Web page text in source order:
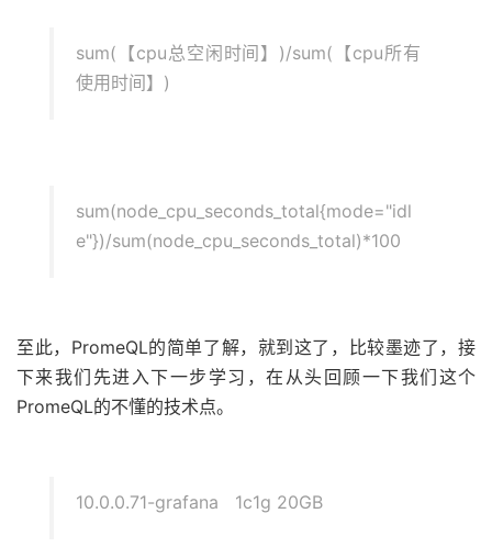
sum(【cpu总空闲时间】)/sum(【cpu所有
使用时间】)
sum(node_cpu_seconds_total{mode="idl
e"})/sum(node_cpu_seconds_total)*100
至此，PromeQL的简单了解，就到这了，比较墨迹了，接
下来我们先进入下一步学习，在从头回顾一下我们这个
PromeQL的不懂的技术点。
10.0.0.71-grafana 1c1g 20GB